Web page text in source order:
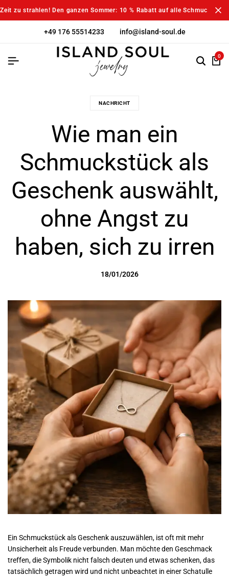
Zeit zu strahlen! Den ganzen Sommer: 10 % Rabatt auf alle
+49 176 55514233 info@island-soul.de
0
NACHRICHT
Wie man ein
Schmuckstück als
Geschenk auswählt,
ohne Angst zu
haben, sich zu irren
18/01/2026
Ein Schmuckstück als Geschenk auszuwählen, ist oft mit mehr
Unsicherheit als Freude verbunden. Man möchte den Geschmack
treffen, die Symbolik nicht falsch deuten und etwas schenken, das
tatsächlich getragen wird und nicht unbeachtet in einer Schatulle